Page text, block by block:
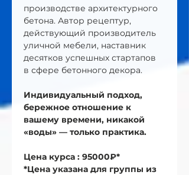
производстве архитектурного
бетона. Автор рецептур,
действующий производитель
уличной мебели, наставник
десятков успешных стартапов
в сфере бетонного декора.
Индивидуальный подход,
бережное отношение к
вашему времени, никакой
«воды» — только практика.
Цена курса : 95000₽*
*Цена указана для группы из